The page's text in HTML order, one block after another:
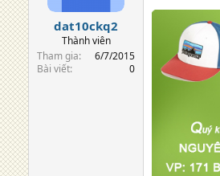
dat10ckq2
Thành viên
Tham gia
6/7/2015
Bài viết
0